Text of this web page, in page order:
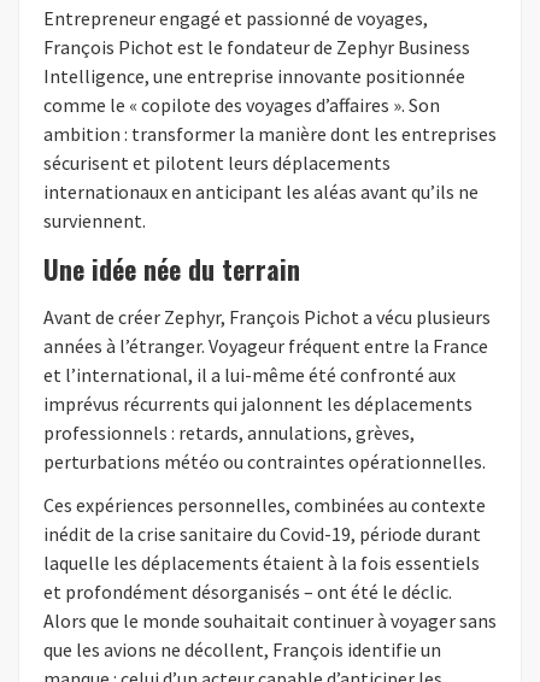
Entrepreneur engagé et passionné de voyages,
François Pichot est le fondateur de Zephyr Business
Intelligence, une entreprise innovante positionnée
comme le « copilote des voyages d’affaires ». Son
ambition : transformer la manière dont les entreprises
sécurisent et pilotent leurs déplacements
internationaux en anticipant les aléas avant qu’ils ne
surviennent.
Une idée née du terrain
Avant de créer Zephyr, François Pichot a vécu plusieurs
années à l’étranger. Voyageur fréquent entre la France
et l’international, il a lui-même été confronté aux
imprévus récurrents qui jalonnent les déplacements
professionnels : retards, annulations, grèves,
perturbations météo ou contraintes opérationnelles.
Ces expériences personnelles, combinées au contexte
inédit de la crise sanitaire du Covid-19, période durant
laquelle les déplacements étaient à la fois essentiels
et profondément désorganisés – ont été le déclic.
Alors que le monde souhaitait continuer à voyager sans
que les avions ne décollent, François identifie un